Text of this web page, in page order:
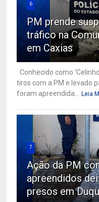
6
PM prende
tráfico na
em Caxias
Conhecido como
tiros com a PM e levado
foram apreendida...
Leia
7
Ação da PM
apreendidos
presos em